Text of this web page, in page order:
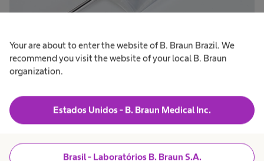
Your are about to enter the website of B. Braun Brazil. We
recommend you visit the website of your local B. Braun
organization.
Estados Unidos - B. Braun Medical Inc.
Brasil - Laboratórios B. Braun S.A.
As vantagens são:
existente utilizando uma cobertura